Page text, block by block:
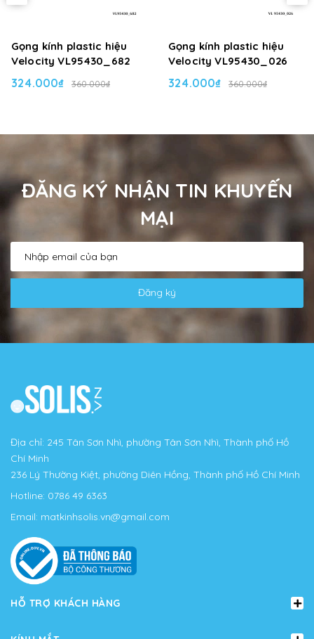
Gọng kính plastic hiệu
Velocity VL95430_682
324.000₫ 360.000₫
Gọng kính plastic hiệu
Velocity VL95430_026
324.000₫ 360.000₫
ĐĂNG KÝ NHẬN TIN KHUYẾN
MẠI
Đăng ký
Địa chỉ: 245 Tân Sơn Nhì, phường Tân Sơn Nhì, Thành phố Hồ
Chí Minh
236 Lý Thường Kiệt, phường Diên Hồng, Thành phố Hồ Chí Minh
Hotline: 0786 49 6363
Email: matkinhsolis.vn@gmail.com
HỖ TRỢ KHÁCH HÀNG